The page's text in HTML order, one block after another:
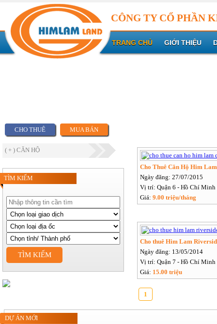
CÔNG TY CỔ PHẦN
TRANG CHỦ GIỚI THIỆU
CHO THUÊ MUA BÁN
( + ) CĂN HỘ
TÌM KIẾM
TÌM KIẾM
Cho Thuê Căn Hộ Him
Ngày đăng: 27/07/2015
Vị trí: Quận 6 - Hồ Chí Minh
Giá: 9.00 triệu/tháng
Cho thuê Him Lam
Ngày đăng: 13/05/2014
Vị trí: Quận 7 - Hồ Chí Minh
Giá: 15.00 triệu
1
DỰ ÁN MỚI